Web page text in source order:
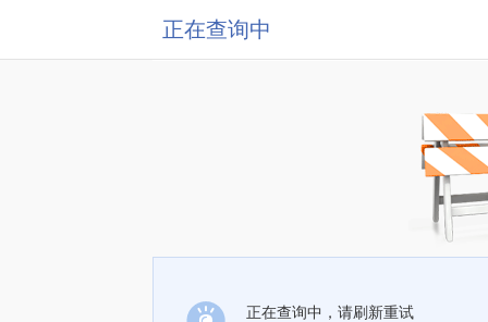
正在查询中
正在查询中，请刷新重试